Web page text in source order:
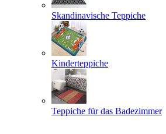
Skandinavische Teppiche
Kinderteppiche
Teppiche für das Badezimmer